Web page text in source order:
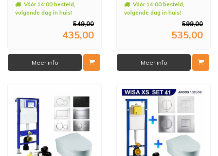
Vóór 14:00 besteld,
volgende dag in huis!
549,00
435,00
Meer info
Vóór 14:00 besteld,
volgende dag in huis!
599,00
535,00
Meer info